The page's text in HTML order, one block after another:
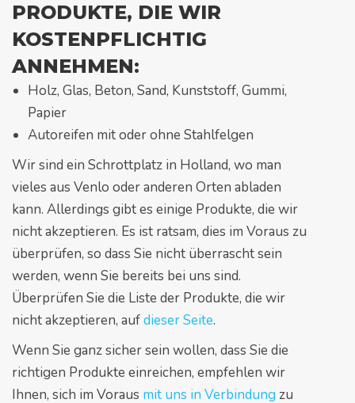
PRODUKTE, DIE WIR
KOSTENPFLICHTIG
ANNEHMEN:
Holz, Glas, Beton, Sand, Kunststoff, Gummi,
Papier
Autoreifen mit oder ohne Stahlfelgen
Wir sind ein Schrottplatz in Holland, wo man
vieles aus Venlo oder anderen Orten abladen
kann. Allerdings gibt es einige Produkte, die wir
nicht akzeptieren. Es ist ratsam, dies im Voraus zu
überprüfen, so dass Sie nicht überrascht sein
werden, wenn Sie bereits bei uns sind.
Überprüfen Sie die Liste der Produkte, die wir
nicht akzeptieren, aufdieser Seite.
Wenn Sie ganz sicher sein wollen, dass Sie die
richtigen Produkte einreichen, empfehlen wir
Ihnen, sich im Voraus mit uns in Verbindung zu